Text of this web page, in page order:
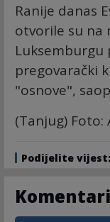
Ranije danas
otvorile su na
pregovarački
"osnove",
(Tanjug) Foto:
Podijelite vijest:
Komentari